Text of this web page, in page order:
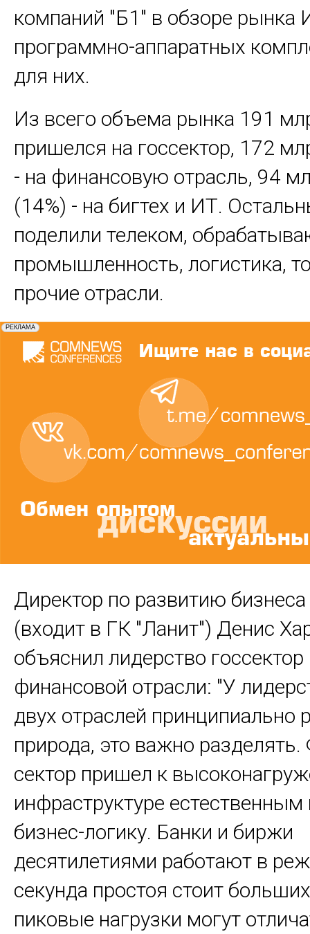
компаний "Б1" в обзоре
программно-аппаратных
для них.
Из всего объема рынка 191
пришелся на госсектор, 172
- на финансовую отрасль, 94
(14%) - на бигтех и ИТ.
поделили телеком,
промышленность, логистика,
прочие отрасли.
Директор по развитию
(входит в ГК "Ланит") Денис
объяснил лидерство госсектор
финансовой отрасли: "У
двух отраслей принципиально
природа, это важно
сектор пришел к
инфраструктуре естественным
бизнес-логику. Банки и биржи
десятилетиями работают в
секунда простоя стоит
пиковые нагрузки могут